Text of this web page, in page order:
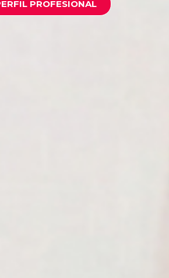
PROFESIONAL